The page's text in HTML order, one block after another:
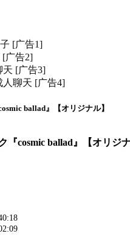
[广告1]
[广告2]
天 [广告3]
聊天 [广告4]
ballad』【オリジナル】
『cosmic ballad』【オリジナ